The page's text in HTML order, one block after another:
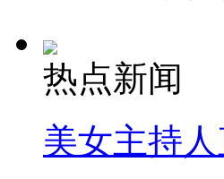
热点新闻
美女主持